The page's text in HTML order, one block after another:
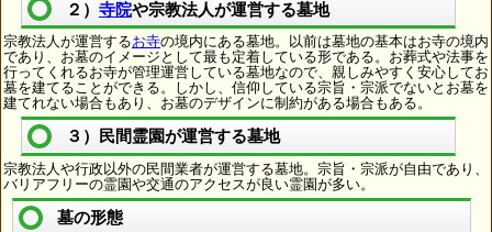
２） 寺院や宗教法人が運営する墓地
宗教法人が運営するお寺の境内にある墓地。以前は墓地の基本はお寺の境内
であり、お墓のイメージとして最も定着している形である。お葬式や法事を
行ってくれるお寺が管理運営している墓地なので、親しみやすく安心してお
墓を建てることができる。しかし、信仰している宗旨・宗派でないとお墓を
建てれない場合もあり、お墓のデザインに制約がある場合もある。
３）民間霊園が運営する墓地
宗教法人や行政以外の民間業者が運営する墓地。宗旨・宗派が自由であり、
バリアフリーの霊園や交通のアクセスが良い霊園が多い。
墓の形態